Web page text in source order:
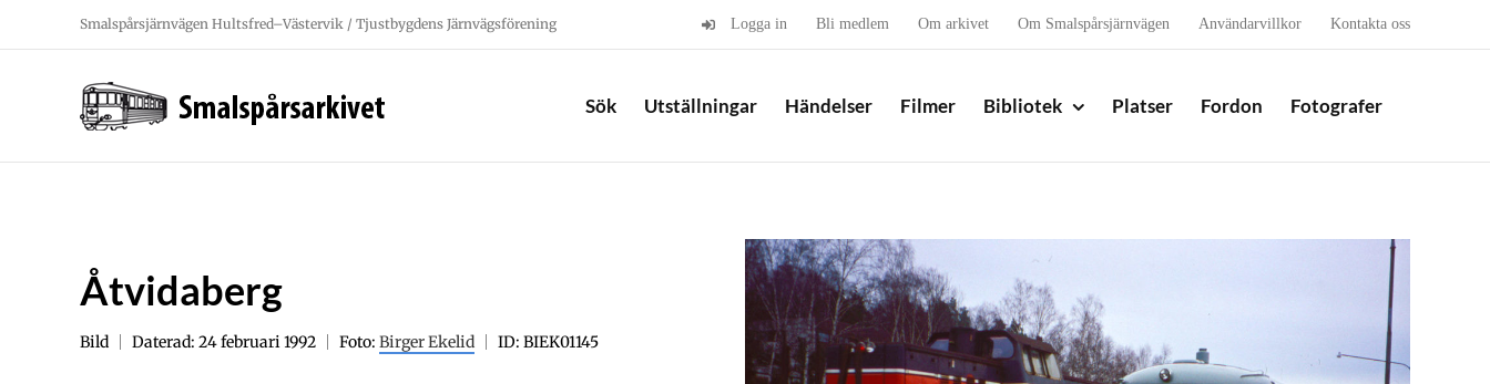
Smalspårsjärnvägen Hultsfred–Västervik / Tjustbygdens Järnvägsförening Logga in Bli medlem Om arkivet Om Smalspårsjärnvägen Användarvillkor Kontakta oss
Sök Utställningar Händelser Filmer Bibliotek Platser Fordon Fotografer
Åtvidaberg
Bild Daterad: 24 februari 1992 Foto: Birger Ekelid ID: BIEK01145